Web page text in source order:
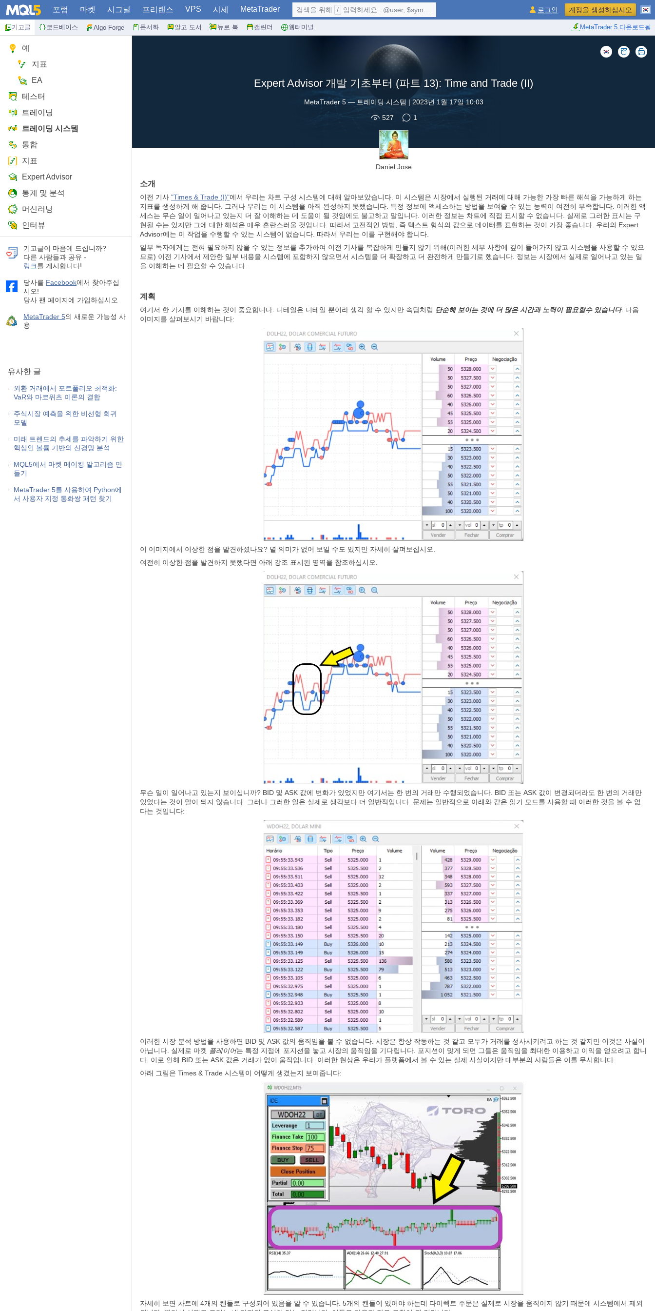
포럼 마켓 시그널 프리랜스 VPS 시세 MetaTrader
기고글 코드베이스 Algo Forge 문서화 알고 도서 뉴로 북 캘린더 웹터미널 MetaTrader 5 다운로드됨
검색을 위해 / 입력하세요 : @user, $symbol, ... 로그인 계정을 생성하십시오
예
지표
EA
테스터
트레이딩
트레이딩 시스템
통합
지표
Expert Advisor
통계 및 분석
머신러닝
인터뷰
기고글이 마음에 드십니까?
다른 사람들과 공유 -
링크를 게시합니다!
당사를 Facebook에서 찾아주십
시오!
당사 팬 페이지에 가입하십시오
MetaTrader 5의 새로운 가능성 사
용
유사한 글
외환 거래에서 포트폴리오 최적화:
VaR와 마코위츠 이론의 결합
주식시장 예측을 위한 비선형 회귀
모델
미래 트렌드의 추세를 파악하기 위한
핵심인 볼륨 기반의 신경망 분석
MQL5에서 마켓 메이킹 알고리즘 만
들기
MetaTrader 5를 사용하여 Python에
서 사용자 지정 통화쌍 패턴 찾기
Expert Advisor 개발 기초부터 (파트 13): Time and Trade (II)
MetaTrader 5— 트레이딩 시스템 | 2023년 1월 17일 10:03
527
1
Daniel Jose
소개
이전 기사 "Times & Trade (I)"에서 우리는 차트 구성 시스템에 대해 알아보았습니다. 이 시스템은 시장에서 실행된 거래에 대해 가능한 가장 빠른 해석을 가능하게 하는
지표를 생성하게 해 줍니다. 그러나 우리는 이 시스템을 아직 완성하지 못했습니다. 특정 정보에 액세스하는 방법을 보여줄 수 있는 능력이 여전히 부족합니다. 이러한 액
세스는 무슨 일이 일어나고 있는지 더 잘 이해하는 데 도움이 될 것임에도 불고하고 말입니다. 이러한 정보는 차트에 직접 표시할 수 없습니다. 실제로 그러한 표시는 구
현될 수는 있지만 그에 대한 해석은 매우 혼란스러울 것입니다. 따라서 고전적인 방법, 즉 텍스트 형식의 값으로 데이터를 표현하는 것이 가장 좋습니다. 우리의 Expert
Advisor에는 이 작업을 수행할 수 있는 시스템이 없습니다. 따라서 우리는 이를 구현해야 합니다.
일부 독자에게는 전혀 필요하지 않을 수 있는 정보를 추가하여 이전 기사를 복잡하게 만들지 않기 위해(이러한 세부 사항에 깊이 들어가지 않고 시스템을 사용할 수 있으
므로) 이전 기사에서 제안한 일부 내용을 시스템에 포함하지 않으면서 시스템을 더 확장하고 더 완전하게 만들기로 했습니다. 정보는 시장에서 실제로 일어나고 있는 일
을 이해하는 데 필요할 수 있습니다.
계획
여기서 한 가지를 이해하는 것이 중요합니다. 디테일은 디테일 뿐이라 생각 할 수 있지만 속담처럼 단순해 보이는 것에 더 많은 시간과 노력이 필요할수 있습니다. 다음
이미지를 살펴보시기 바랍니다:
이 이미지에서 이상한 점을 발견하셨나요? 별 의미가 없어 보일 수도 있지만 자세히 살펴보십시오.
여전히 이상한 점을 발견하지 못했다면 아래 강조 표시된 영역을 참조하십시오.
무슨 일이 일어나고 있는지 보이십니까? BID 및 ASK 값에 변화가 있었지만 여기서는 한 번의 거래만 수행되었습니다. BID 또는 ASK 값이 변경되더라도 한 번의 거래만
있었다는 것이 말이 되지 않습니다. 그러나 그러한 일은 실제로 생각보다 더 일반적입니다. 문제는 일반적으로 아래와 같은 읽기 모드를 사용할 때 이러한 것을 볼 수 없
다는 것입니다:
이러한 시장 분석 방법을 사용하면 BID 및 ASK 값의 움직임을 볼 수 없습니다. 시장은 항상 작동하는 것 같고 모두가 거래를 성사시키려고 하는 것 같지만 이것은 사실이
아닙니다. 실제로 마켓 플레이어는 특정 지점에 포지션을 놓고 시장의 움직임을 기다립니다. 포지션이 맞게 되면 그들은 움직임을 최대한 이용하고 이익을 얻으려고 합니
다. 이로 인해 BID 또는 ASK 값은 거래가 없이 움직입니다. 이러한 현상은 우리가 플랫폼에서 볼 수 있는 실제 사실이지만 대부분의 사람들은 이를 무시합니다.
아래 그림은 Times & Trade 시스템이 어떻게 생겼는지 보여줍니다:
자세히 보면 차트에 4개의 캔들로 구성되어 있음을 알 수 있습니다. 5개의 캔들이 있어야 하는데 다이렉트 주문은 실제로 시장을 움직이지 않기 때문에 시스템에서 제외